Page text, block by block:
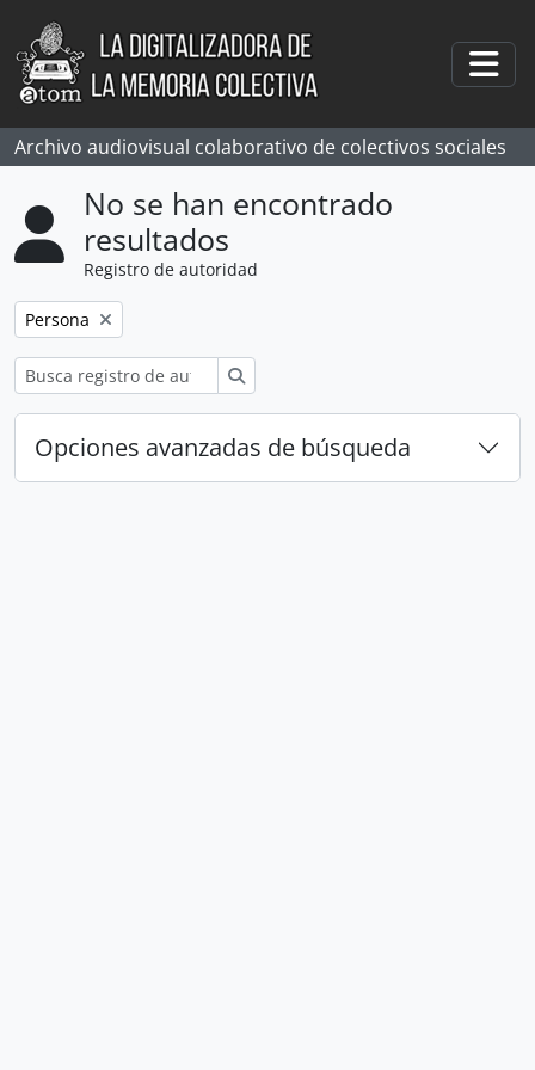
Skip to main content
Archivo audiovisual colaborativo de colectivos sociales
No se han encontrado
resultados
Registro de autoridad
Remove filter:
Persona
Opciones avanzadas de búsqueda